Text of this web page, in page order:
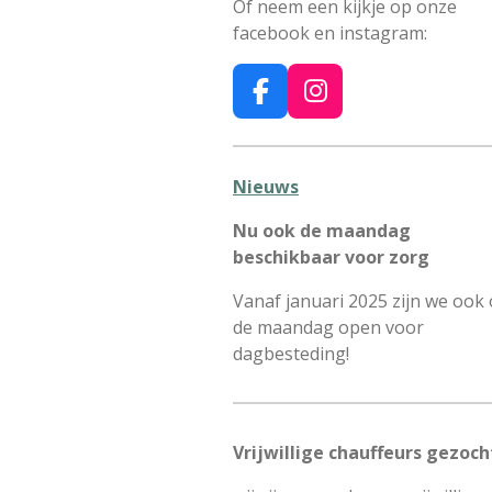
Of neem een kijkje op onze
facebook en instagram:
F
a
c
e
o
o
I
n
s
g
r
m
Nieuws
Nu ook de maandag
beschikbaar voor zorg
Vanaf januari 2025 zijn we ook
de maandag open voor
dagbesteding!
Vrijwillige chauffeurs